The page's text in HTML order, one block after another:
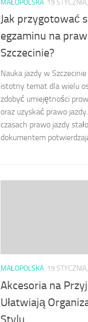
MAŁOPOLSKA 19
Jak przygotować
egzaminu na
Szczecinie?
Nauka jazdy w
istotny temat dla wielu
zdobyć umiejętności
oraz uzyskać prawo
czasach prawo jazdy
dokumentem
MAŁOPOLSKA 19
Akcesoria na
Ułatwiają
Stylu